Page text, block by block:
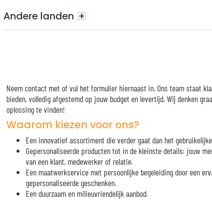
Andere landen +
Neem contact met of vul het formulier hiernaast in. Ons team staat
bieden, volledig afgestemd op jouw budget en levertijd. Wij denken
oplossing te vinden!
Waarom kiezen voor ons?
Een innovatief assortiment die verder gaat dan het
Gepersonaliseerde producten tot in de kleinste details: jouw
van een klant, medewerker of relatie.
Een maatwerkservice met persoonlijke begeleiding door een
gepersonaliseerde geschenken.
Een duurzaam en milieuvriendelijk aanbod.